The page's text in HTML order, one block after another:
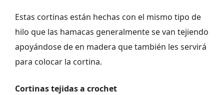
Estas cortinas están hechas con el mismo tipo de
hilo que las hamacas generalmente se van tejiendo
apoyándose de en madera que también les servirá
para colocar la cortina.
Cortinas tejidas a crochet